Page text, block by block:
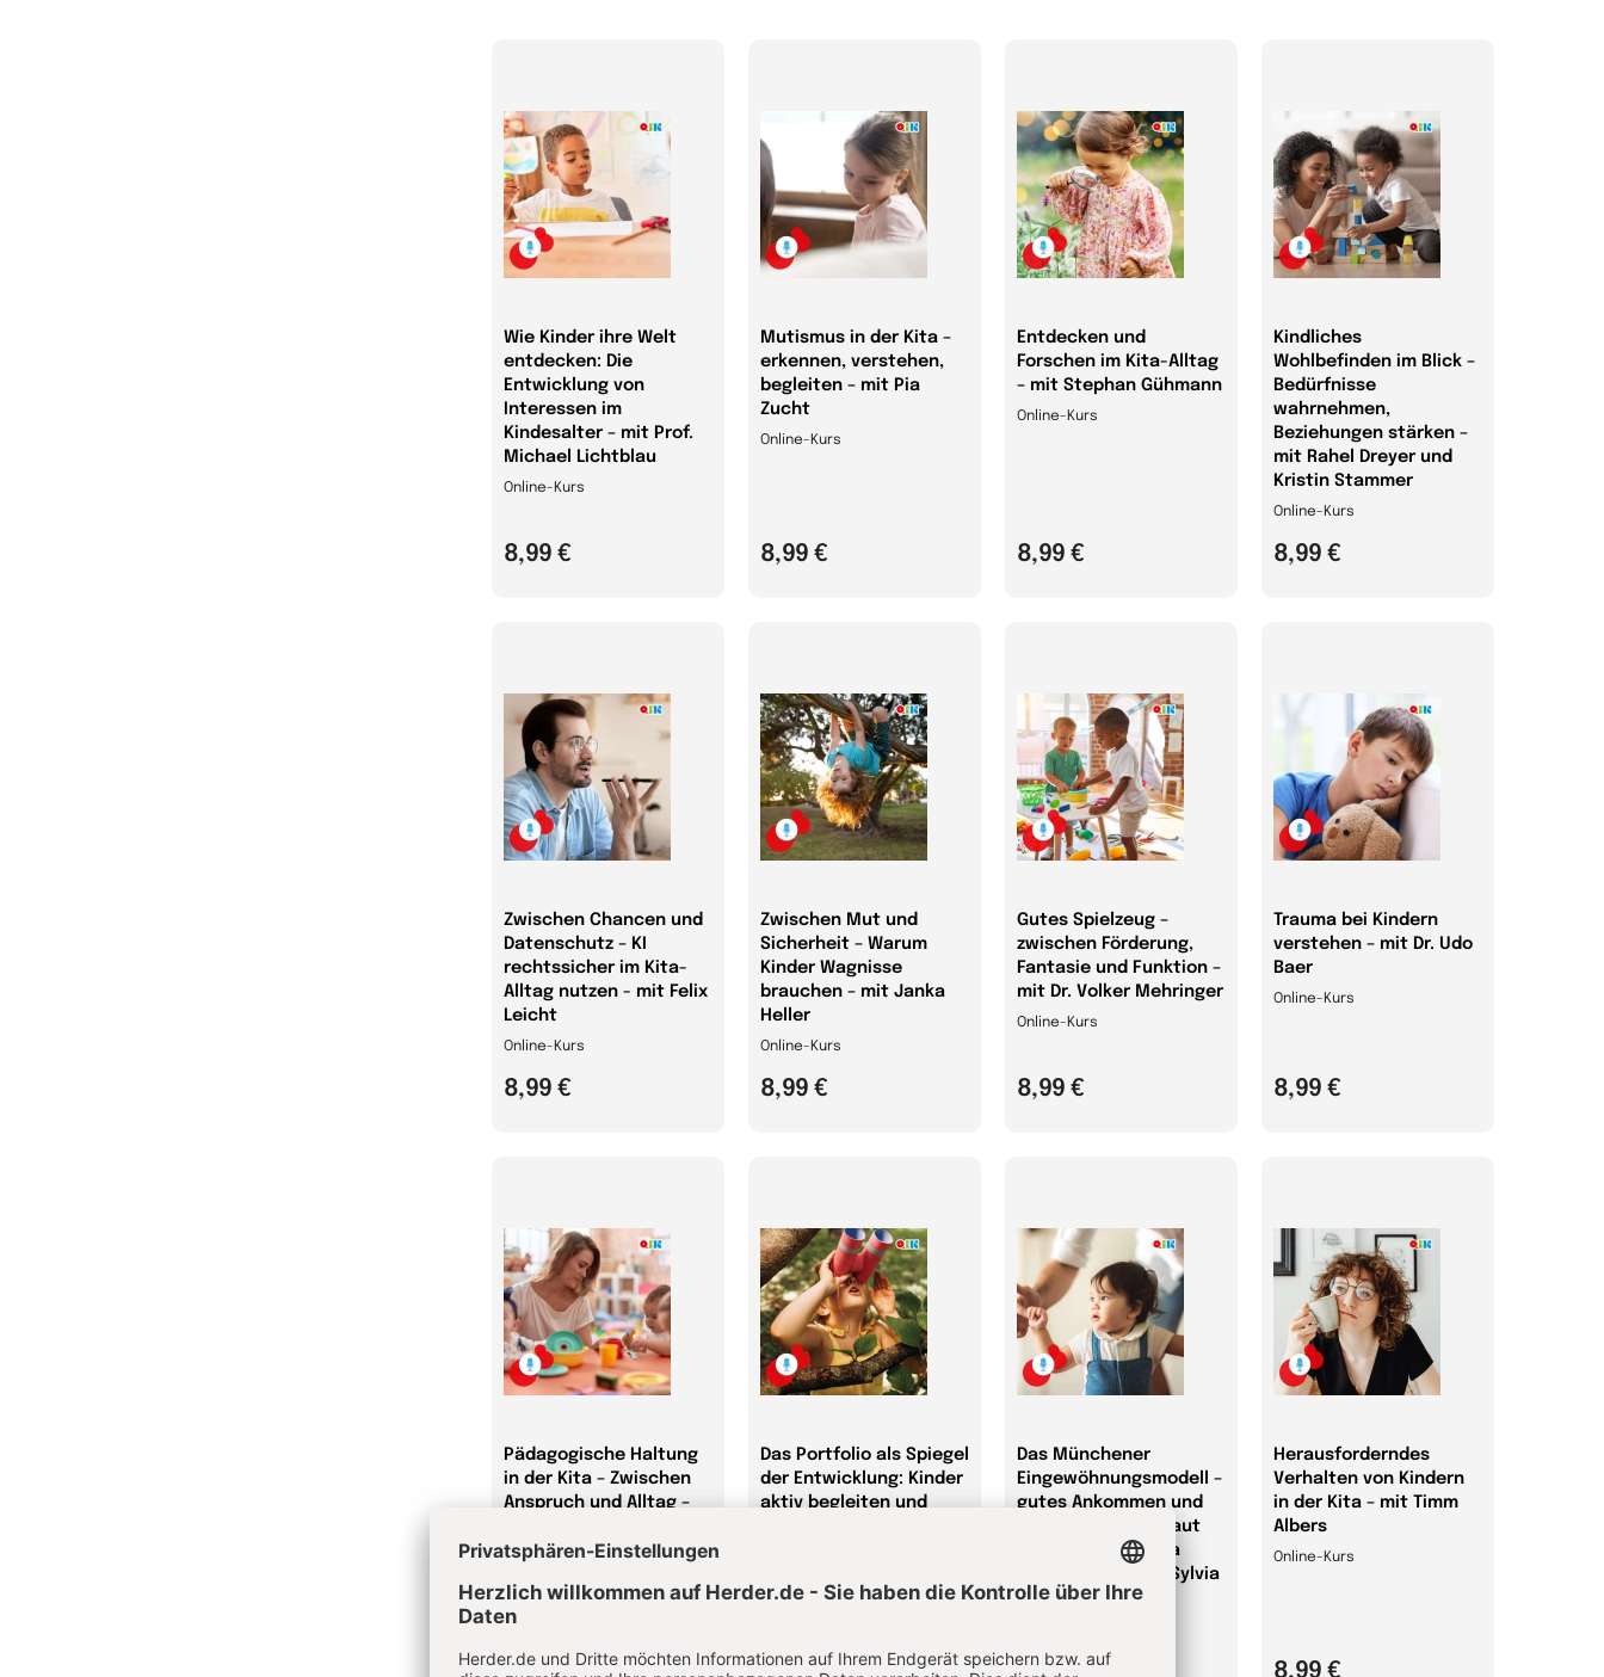
Wie Kinder ihre Welt
entdecken: Die
Entwicklung von
Interessen im
Kindesalter – mit Prof.
Michael Lichtblau
Online-Kurs
8,99 €
Mutismus in der Kita –
erkennen, verstehen,
begleiten – mit Pia
Zucht
Online-Kurs
8,99 €
Entdecken und
Forschen im Kita-Alltag
– mit Stephan Gühmann
Online-Kurs
8,99 €
Kindliches
Wohlbefinden im Blick –
Bedürfnisse
wahrnehmen,
Beziehungen stärken –
mit Rahel Dreyer und
Kristin Stammer
Online-Kurs
8,99 €
Zwischen Chancen und
Datenschutz – KI
rechtssicher im Kita-
Alltag nutzen - mit Felix
Leicht
Online-Kurs
8,99 €
Zwischen Mut und
Sicherheit – Warum
Kinder Wagnisse
brauchen – mit Janka
Heller
Online-Kurs
8,99 €
Gutes Spielzeug –
zwischen Förderung,
Fantasie und Funktion –
mit Dr. Volker Mehringer
Online-Kurs
8,99 €
Trauma bei Kindern
verstehen – mit Dr. Udo
Baer
Online-Kurs
8,99 €
Pädagogische Haltung
in der Kita – Zwischen
Anspruch und Alltag –
Online-Kurs
8,99 €
Das Portfolio als Spiegel
der Entwicklung: Kinder
aktiv begleiten und
Online-Kurs
8,99 €
Das Münchener
Eingewöhnungsmodell –
gutes Ankommen und
miteinander Vertraut
werden – mit Petra
Evanschitzky und Sylvia
Zöller
8,99 €
Herausforderndes
Verhalten von Kindern
in der Kita – mit Timm
Albers
Online-Kurs
8,99 €